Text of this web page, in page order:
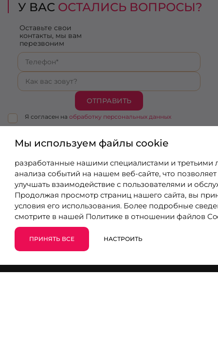
У ВАС ОСТАЛИСЬ ВОПРОСЫ?
Оставьте свои
контакты, мы вам
перезвоним
ОТПРАВИТЬ
Я согласен на обработку персональных данных
2026 © EVA
Продвижение и создание сайтов
Политика конфиденциальности
Компания
Маркетплейс
Мы используем файлы cookie
разработанные нашими специалистами и третьими
анализа событий на нашем веб-сайте, что
улучшать взаимодействие с пользователями и
Продолжая просмотр страниц нашего сайта, вы
условия его использования. Более подробные
смотрите в нашей Политике в отношении файлов
ПРИНЯТЬ ВСЕ НАСТРОИТЬ